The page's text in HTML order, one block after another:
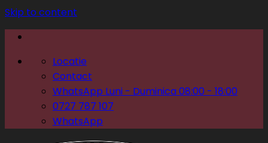
Skip to content
Locatie
Contact
WhatsApp Luni - Duminica 08:00 - 18:00
0727 787 107
WhatsApp